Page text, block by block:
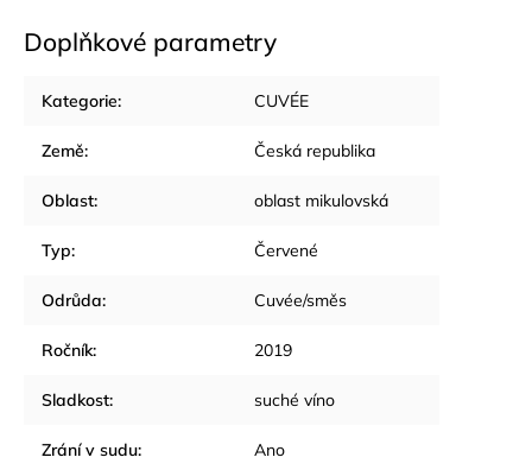
Doplňkové parametry
Kategorie: CUVÉE
Země: Česká republika
Oblast: oblast mikulovská
Typ: Červené
Odrůda: Cuvée/směs
Ročník: 2019
Sladkost: suché víno
Zrání v sudu: Ano